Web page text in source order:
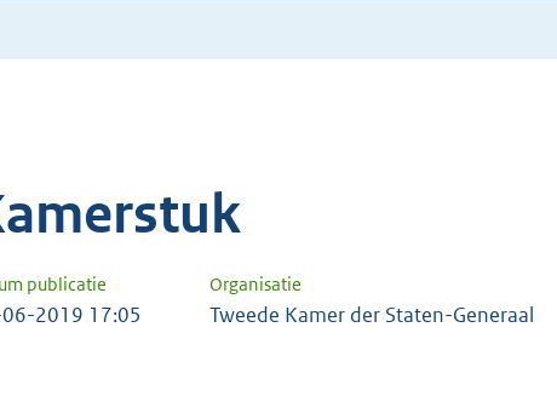
publicatie Organisatie
2019 17:05 Tweede Kamer der Staten-Generaal